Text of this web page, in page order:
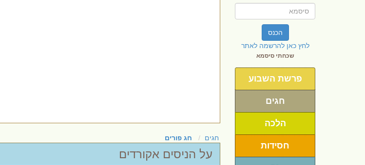
הכנס
לחץ כאן להרשמה לאתר
שכחתי סיסמא
פרשת השבוע
חגים
הלכה
חסידות
חגים חג פורים
על הניסים אקורדים